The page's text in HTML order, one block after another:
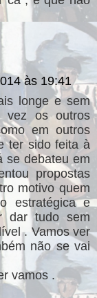
às 19:41
longe e sem
vez os outros
em outros
ter sido feita à
se debateu em
propostas
motivo quem
estratégica e
dar tudo sem
. Vamos ver
não se vai
vamos .